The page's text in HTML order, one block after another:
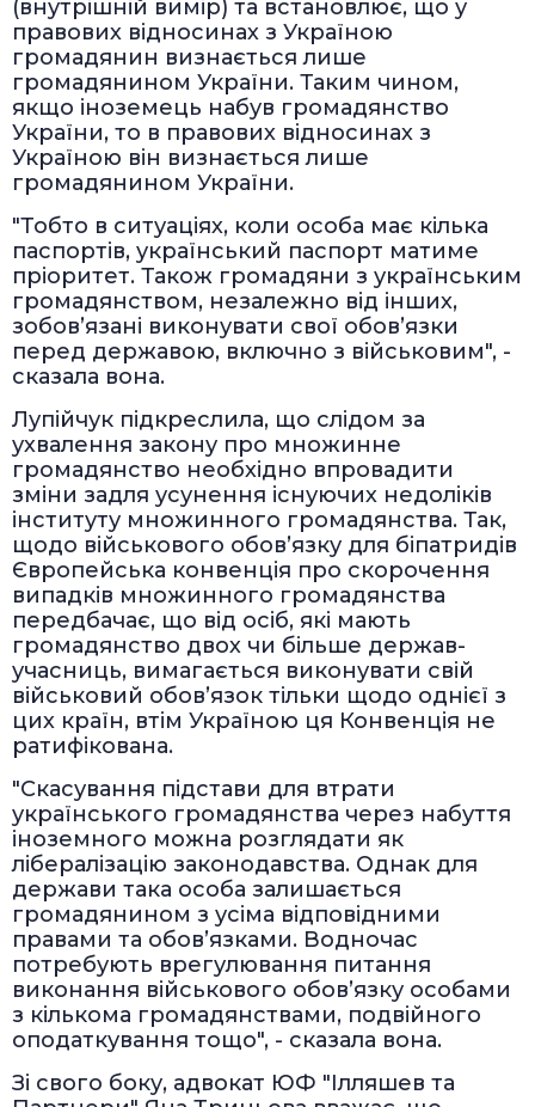
(внутрішній вимір) та встановлює, що у
правових відносинах з Україною
громадянин визнається лише
громадянином України. Таким чином,
якщо іноземець набув громадянство
України, то в правових відносинах з
Україною він визнається лише
громадянином України.
"Тобто в ситуаціях, коли особа має кілька
паспортів, український паспорт матиме
пріоритет. Також громадяни з українським
громадянством, незалежно від інших,
зобов’язані виконувати свої обов’язки
перед державою, включно з військовим", -
сказала вона.
Лупійчук підкреслила, що слідом за
ухвалення закону про множинне
громадянство необхідно впровадити
зміни задля усунення існуючих недоліків
інституту множинного громадянства. Так,
щодо військового обов’язку для біпатридів
Європейська конвенція про скорочення
випадків множинного громадянства
передбачає, що від осіб, які мають
громадянство двох чи більше держав-
учасниць, вимагається виконувати свій
військовий обов’язок тільки щодо однієї з
цих країн, втім Україною ця Конвенція не
ратифікована.
"Скасування підстави для втрати
українського громадянства через набуття
іноземного можна розглядати як
лібералізацію законодавства. Однак для
держави така особа залишається
громадянином з усіма відповідними
правами та обов’язками. Водночас
потребують врегулювання питання
виконання військового обов’язку особами
з кількома громадянствами, подвійного
оподаткування тощо", - сказала вона.
Зі свого боку, адвокат ЮФ "Ілляшев та